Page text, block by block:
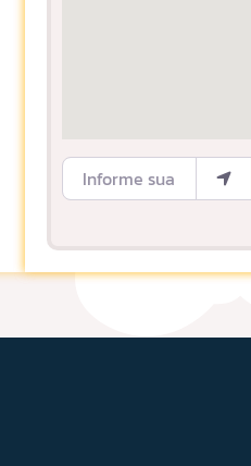
Informe sua Localização